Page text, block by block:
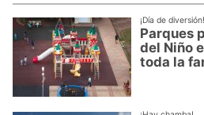
¡Día de diversión!
Parques
del Niño
toda la